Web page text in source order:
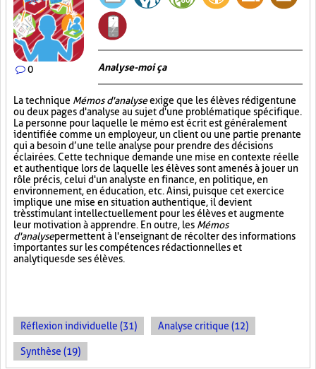
0 Analyse-moi ça
La technique Mémos d'analyseexige que les élèves rédigent une
ou deux pages d'analyse au sujet d'une problématique spécifique.
La personne pour laquelle le mémo est écrit est généralement
identifiée comme un employeur, un client ou une partie prenante
qui a besoin d’une telle analyse pour prendre des décisions
éclairées. Cette technique demande une mise en contexte réelle
et authentique lors de laquelle les élèves sont amenés à jouer un
rôle précis, celui d'un analyste en finance, en politique, en
environnement, en éducation, etc. Ainsi, puisque cet exercice
implique une mise en situation authentique, il devient
très stimulant intellectuellement pour les élèves et augmente
leur motivation à apprendre. En outre, les Mémos
d'analysepermettent à l'enseignant de récolter des informations
importantes sur les compétences rédactionnelles et
analytiques de ses élèves.
Réflexion individuelle (31) Analyse critique (12)
Synthèse (19)